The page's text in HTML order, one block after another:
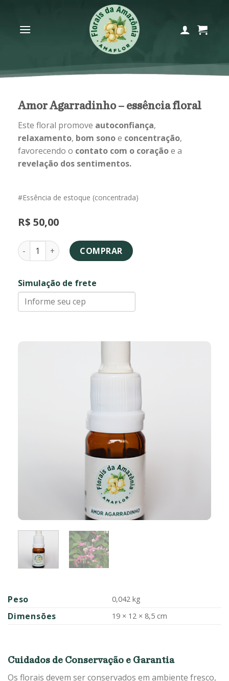
content
Amor Agarradinho – essência floral
Este floral promove autoconfiança,
relaxamento, bom sonoe concentração,
favorecendo o contato com o coraçãoe a
revelação dos sentimentos.
#Essência de estoque (concentrada)
R$ 50,00
Amor Agarradinho - essência floral quantidade
COMPRAR
Simulação de frete
Peso 0,042 kg
Dimensões 19 × 12 × 8,5 cm
Cuidados de Conservação e Garantia
Os florais devem ser conservados em ambiente fresco,